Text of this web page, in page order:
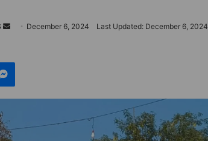
Send December 6, 2024
Last Updated: December 6, 2024
Messenger